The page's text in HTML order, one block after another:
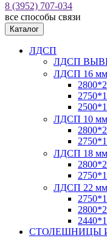
8 (3952) 707-034
все способы связи
Каталог
ЛДСП
ЛДСП
ЛДСП 16 мм
ЛДСП 10 мм
ЛДСП 18 мм
ЛДСП 22 мм
СТОЛЕШНИЦЫ